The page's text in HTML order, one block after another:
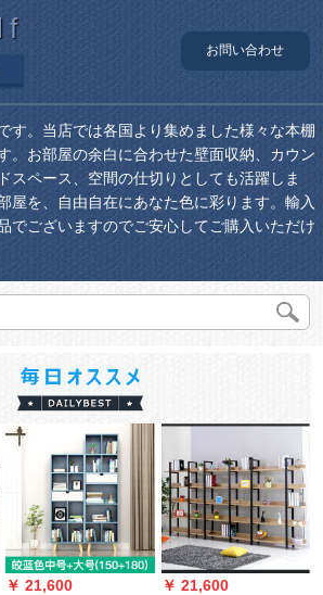
お問い合わせ
す。当店では各国より集めました様々な本棚
。お部屋の余白に合わせた壁面収納、カウン
スペース、空間の仕切りとしても活躍しま
屋を、自由自在にあなた色に彩ります。輸入
でございますのでご安心してご購入いただけ
￥ 21,600
￥ 21,600